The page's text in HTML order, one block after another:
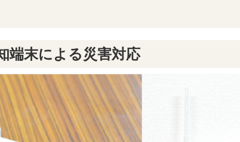
端末による災害対応